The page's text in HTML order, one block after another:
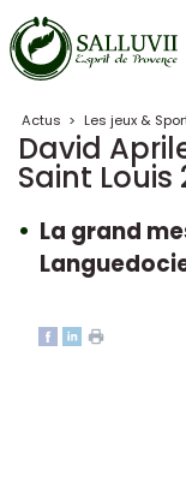
Panneau de
Actus > Les jeux &
David
Saint Louis
La grand